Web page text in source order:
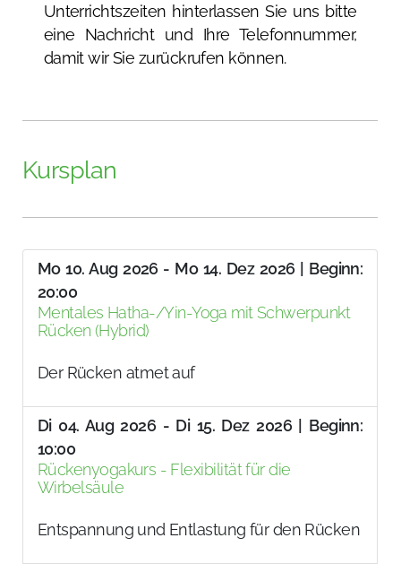
Unterrichtszeiten hinterlassen Sie uns bitte
eine Nachricht und Ihre Telefonnummer,
damit wir Sie zurückrufen können.
Kursplan
Mo 10. Aug 2026 - Mo 14. Dez 2026 | Beginn:
20:00
Mentales Hatha-/Yin-Yoga mit Schwerpunkt
Rücken (Hybrid)
Der Rücken atmet auf
Di 04. Aug 2026 - Di 15. Dez 2026 | Beginn:
10:00
Rückenyogakurs - Flexibilität für die
Wirbelsäule
Entspannung und Entlastung für den Rücken